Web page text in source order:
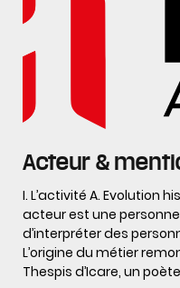
Acteur &
I. L’activité A. Evolution
acteur est une
d’interpréter des
L’origine du métier
Thespis d’Icare, un